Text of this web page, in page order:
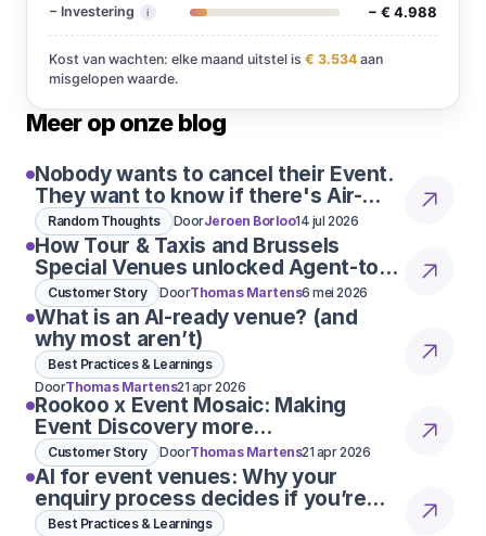
− Investering i − € 4.988
Kost van wachten: elke maand uitstel is € 3.534 aan
misgelopen waarde.
Meer op onze blog
Nobody wants to cancel their Event.
They want to know if there's Air-
Con
Random Thoughts DoorJeroen Borloo14 jul 2026
How Tour & Taxis and Brussels
Special Venues unlocked Agent-to-
Agent conversations
Customer Story DoorThomas Martens6 mei 2026
What is an AI-ready venue? (and
why most aren’t)
Best Practices & Learnings
DoorThomas Martens21 apr 2026
Rookoo x Event Mosaic: Making
Event Discovery more
conversational
Customer Story DoorThomas Martens21 apr 2026
AI for event venues: Why your
enquiry process decides if you’re
considered 👀
Best Practices & Learnings